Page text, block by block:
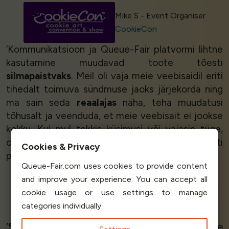
Mike S - Event Organiser
CookieCon
‘Kommunikatsioon ja Queue-Fair platvormi lihtne
kasutamine muudavad toote tõesti
silmapaistvaks. Meil oli vaja meie veebisaidil eriti
tihedalt toimuva sündmuse jaoks järjekorda ning
ma sain seda reaalajasnäha, teha muudatusi
tõhusalt ja veenduda, et meie veebisait ei jookse
kokku. Kui mul tekkis küsimusi või vajasin tuge,
olid nad väga abivalmis
kindlasti
platvormi ja teenust.’
Júlia Duarte
Cookies & Privacy
Queue-Fair.com uses cookies to provide content
and improve your experience. You can accept all
cookie usage or use settings to manage
categories individually.